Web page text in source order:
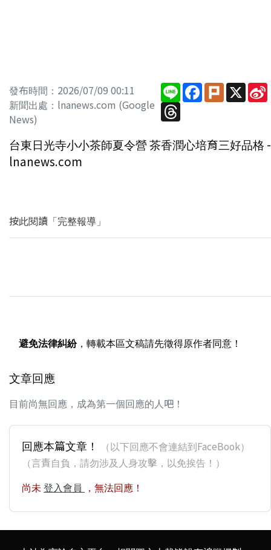
發布時間：2026/07/09 00:11
新聞出處：lnanews.com (Google
News)
LineFacebook
PlurkX
Threads
台東日光寺小小茶師夏令營 茶香潤心培育三好品格 -
lnanews.com
按此閱讀「完整報導」
避免法律糾紛，轉載本區文稿請先徵得原作者同意！
文章回應
目前尚無回應，成為第一個回應的人吧！
回應本篇文章！
（以下回應不會連結到FaceBook）
（言責自負，請勿涉及人身攻擊，以免挨告！）
尚未 登入會員 ，無法回應！